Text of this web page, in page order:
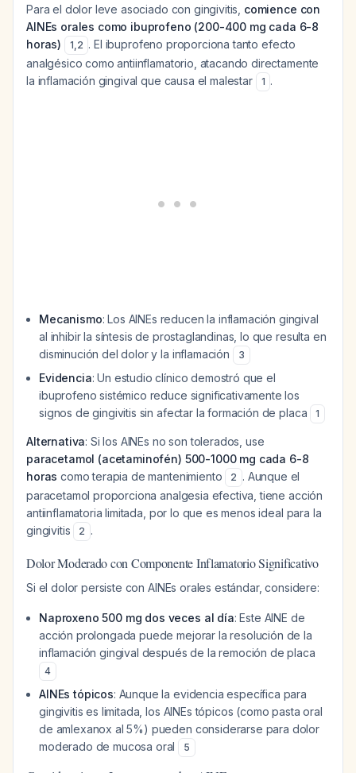
Para el dolor leve asociado con gingivitis, comience con
AINEs orales como ibuprofeno (200-400 mg cada 6-8
horas)
1,2 . El ibuprofeno proporciona tanto efecto
analgésico como antiinflamatorio, atacando directamente
la inflamación gingival que causa el malestar
1 .
Mecanismo: Los AINEs reducen la inflamación gingival
al inhibir la síntesis de prostaglandinas, lo que resulta en
disminución del dolor y la inflamación
3
Evidencia: Un estudio clínico demostró que el
ibuprofeno sistémico reduce significativamente los
signos de gingivitis sin afectar la formación de placa
1
Alternativa: Si los AINEs no son tolerados, use
paracetamol (acetaminofén) 500-1000 mg cada 6-8
horas como terapia de mantenimiento 2 . Aunque el
paracetamol proporciona analgesia efectiva, tiene acción
antiinflamatoria limitada, por lo que es menos ideal para la
gingivitis
2 .
Dolor Moderado con Componente Inflamatorio Significativo
Si el dolor persiste con AINEs orales estándar, considere:
Naproxeno 500 mg dos veces al día: Este AINE de
acción prolongada puede mejorar la resolución de la
inflamación gingival después de la remoción de placa
4
AINEs tópicos: Aunque la evidencia específica para
gingivitis es limitada, los AINEs tópicos (como pasta oral
de amlexanox al 5%) pueden considerarse para dolor
moderado de mucosa oral
5